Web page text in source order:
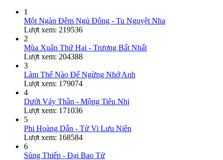
1
Một Ngàn Đêm Ngủ Đông - Tu Nguyệt Nha
Lượt xem: 219536
2
Mùa Xuân Thứ Hai - Trương Bất Nhất
Lượt xem: 204388
3
Làm Thế Nào Để Ngừng Nhớ Anh
Lượt xem: 179074
4
Dưới Váy Thần - Mộng Tiêu Nhị
Lượt xem: 171036
5
Phi Hoàng Dẫn - Tử Vi Lưu Niên
Lượt xem: 168584
6
Sủng Thiếp - Đại Bao Tử